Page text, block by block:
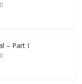
0
– Part I
0